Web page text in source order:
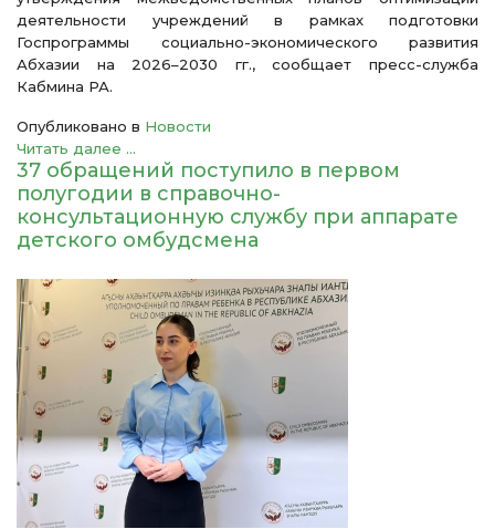
деятельности учреждений в рамках подготовки
Госпрограммы социально-экономического развития
Абхазии на 2026–2030 гг., сообщает пресс-служба
Кабмина РА.
Опубликовано в Новости
Читать далее ...
37 обращений поступило в первом
полугодии в справочно-
консультационную службу при аппарате
детского омбудсмена